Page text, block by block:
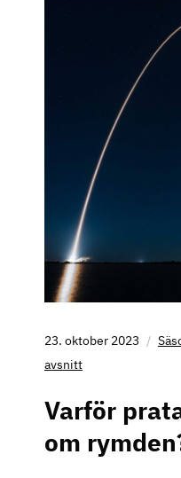
23. oktober 2023
avsnitt
Varför
om